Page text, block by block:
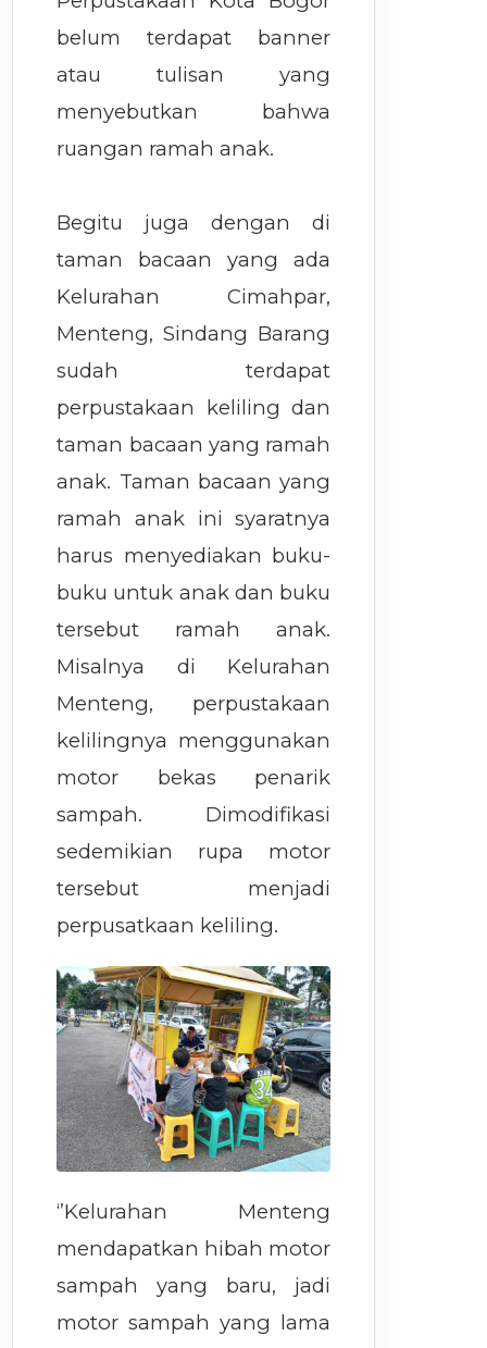
belum terdapat banner
atau tulisan yang
menyebutkan bahwa
ruangan ramah anak.
Begitu juga dengan di
taman bacaan yang ada
Kelurahan Cimahpar,
Menteng, Sindang Barang
sudah terdapat
perpustakaan keliling dan
taman bacaan yang ramah
anak. Taman bacaan yang
ramah anak ini syaratnya
harus menyediakan buku-
buku untuk anak dan buku
tersebut ramah anak.
Misalnya di Kelurahan
Menteng, perpustakaan
kelilingnya menggunakan
motor bekas penarik
sampah. Dimodifikasi
sedemikian rupa motor
tersebut menjadi
perpusatkaan keliling.
‘’Kelurahan Menteng
mendapatkan hibah motor
sampah yang baru, jadi
motor sampah yang lama